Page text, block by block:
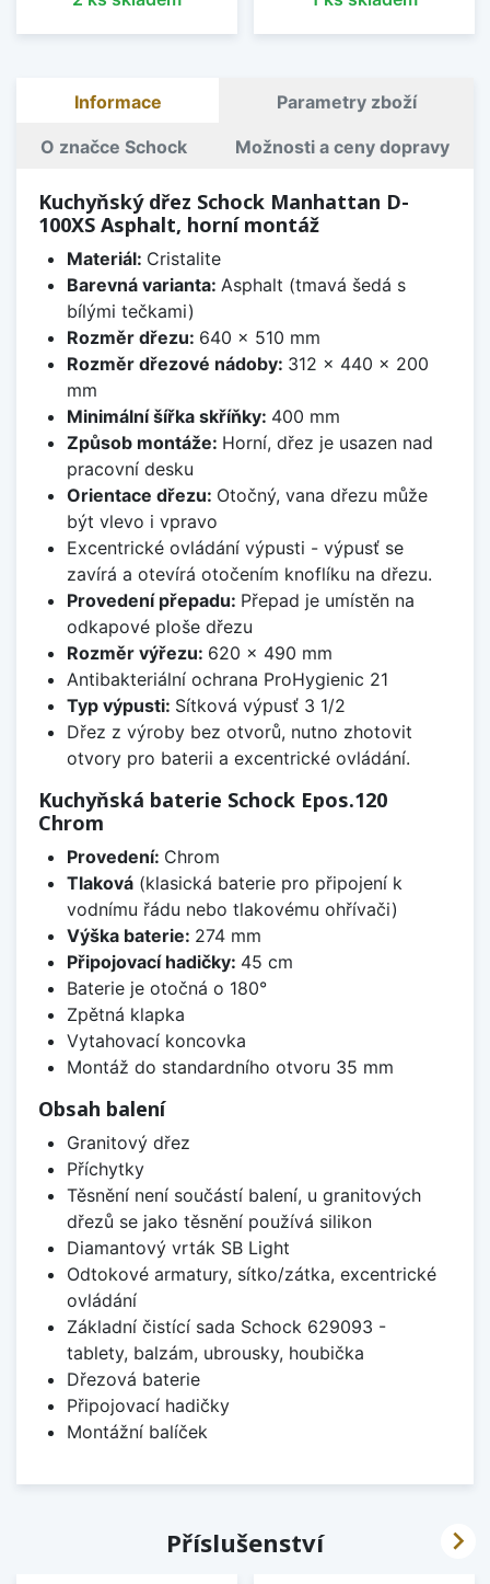
Informace Parametry zboží
O značce Schock Možnosti a ceny dopravy
Kuchyňský dřez Schock Manhattan D-
100XS Asphalt, horní montáž
Materiál: Cristalite
Barevná varianta: Asphalt (tmavá šedá s
bílými tečkami)
Rozměr dřezu: 640 x 510 mm
Rozměr dřezové nádoby: 312 x 440 x 200
mm
Minimální šířka skříňky: 400 mm
Způsob montáže: Horní, dřez je usazen nad
pracovní desku
Orientace dřezu: Otočný, vana dřezu může
být vlevo i vpravo
Excentrické ovládání výpusti - výpusť se
zavírá a otevírá otočením knoflíku na dřezu.
Provedení přepadu: Přepad je umístěn na
odkapové ploše dřezu
Rozměr výřezu: 620 x 490 mm
Antibakteriální ochrana ProHygienic 21
Typ výpusti: Sítková výpusť 3 1/2
Dřez z výroby bez otvorů, nutno zhotovit
otvory pro baterii a excentrické ovládání.
Kuchyňská baterie Schock Epos.120
Chrom
Provedení: Chrom
Tlaková(klasická baterie pro připojení k
vodnímu řádu nebo tlakovému ohřívači)
Výška baterie: 274 mm
Připojovací hadičky: 45 cm
Baterie je otočná o 180°
Zpětná klapka
Vytahovací koncovka
Montáž do standardního otvoru 35 mm
Obsah balení
Granitový dřez
Příchytky
Těsnění není součástí balení, u granitových
dřezů se jako těsnění používá silikon
Diamantový vrták SB Light
Odtokové armatury, sítko/zátka, excentrické
ovládání
Základní čistící sada Schock 629093 -
tablety, balzám, ubrousky, houbička
Dřezová baterie
Připojovací hadičky
Montážní balíček
Příslušenství 